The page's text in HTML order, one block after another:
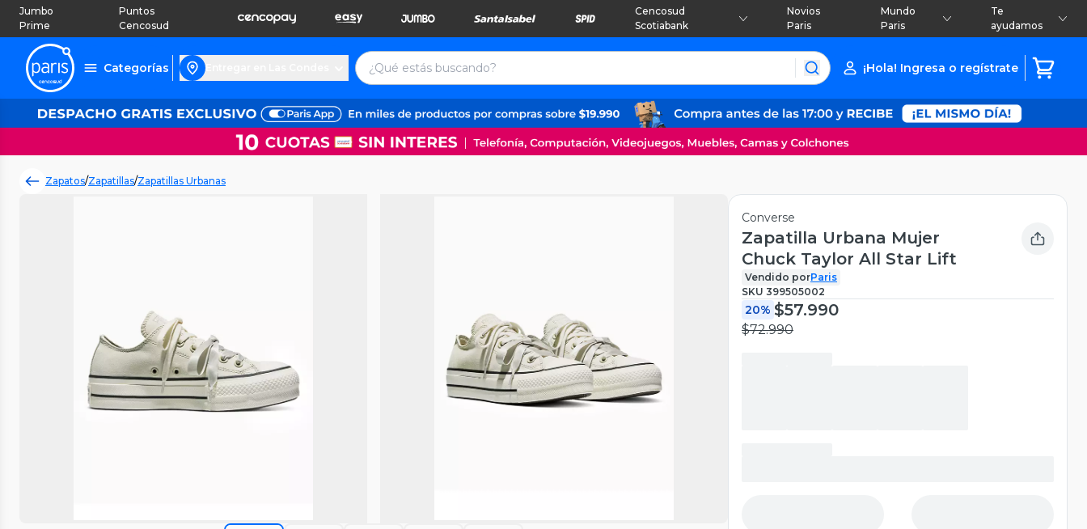
Jumbo
Prime
Puntos
Cencosud
Cencosud
Scotiabank
Novios
Paris
Mundo
Paris
Te
ayudamos
Categorías ¡Hola! Ingresa o regístrate
Zapatos/Zapatillas/Zapatillas Urbanas
Converse
Zapatilla Urbana Mujer
Chuck Taylor All Star Lift
Vendido porParis
SKU 399505002
20% $57.990
$72.990